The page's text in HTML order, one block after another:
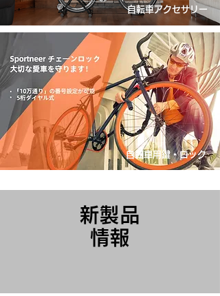
​
自転車アクセサリー
自転車用鍵・ロック
新製品
情報